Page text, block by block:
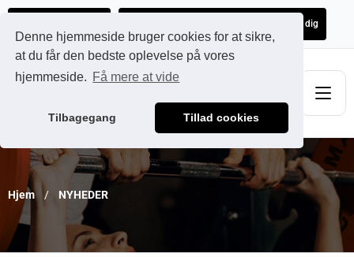
Denne hjemmeside bruger cookies for at sikre,
at du får den bedste oplevelse på vores
hjemmeside. Få mere at vide
Tilbagegang Tillad cookies
Få et uforpligtende tilbud skræddersyet til dig
Hjem NYHEDER